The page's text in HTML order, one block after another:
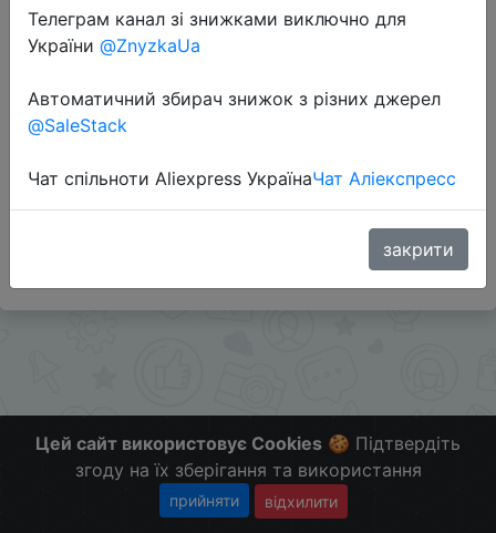
Слідкуйте за знижками на мобільному, в телеграм
Цей сайт використовує Cookies 🍪 Підтвердіть
згоду на їх зберігання та використання
прийняти відхилити
Телеграм канал зі знижками виключно для
України @ZnyzkaUa
Автоматичний збирач знижок з різних джерел
@SaleStack
Чат спільноти Aliexpress УкраїнаЧат Аліекспресс
закрити